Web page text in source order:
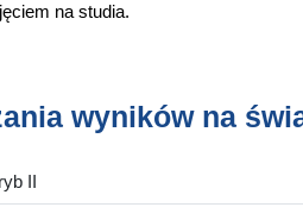
na studia.
wyników na
II